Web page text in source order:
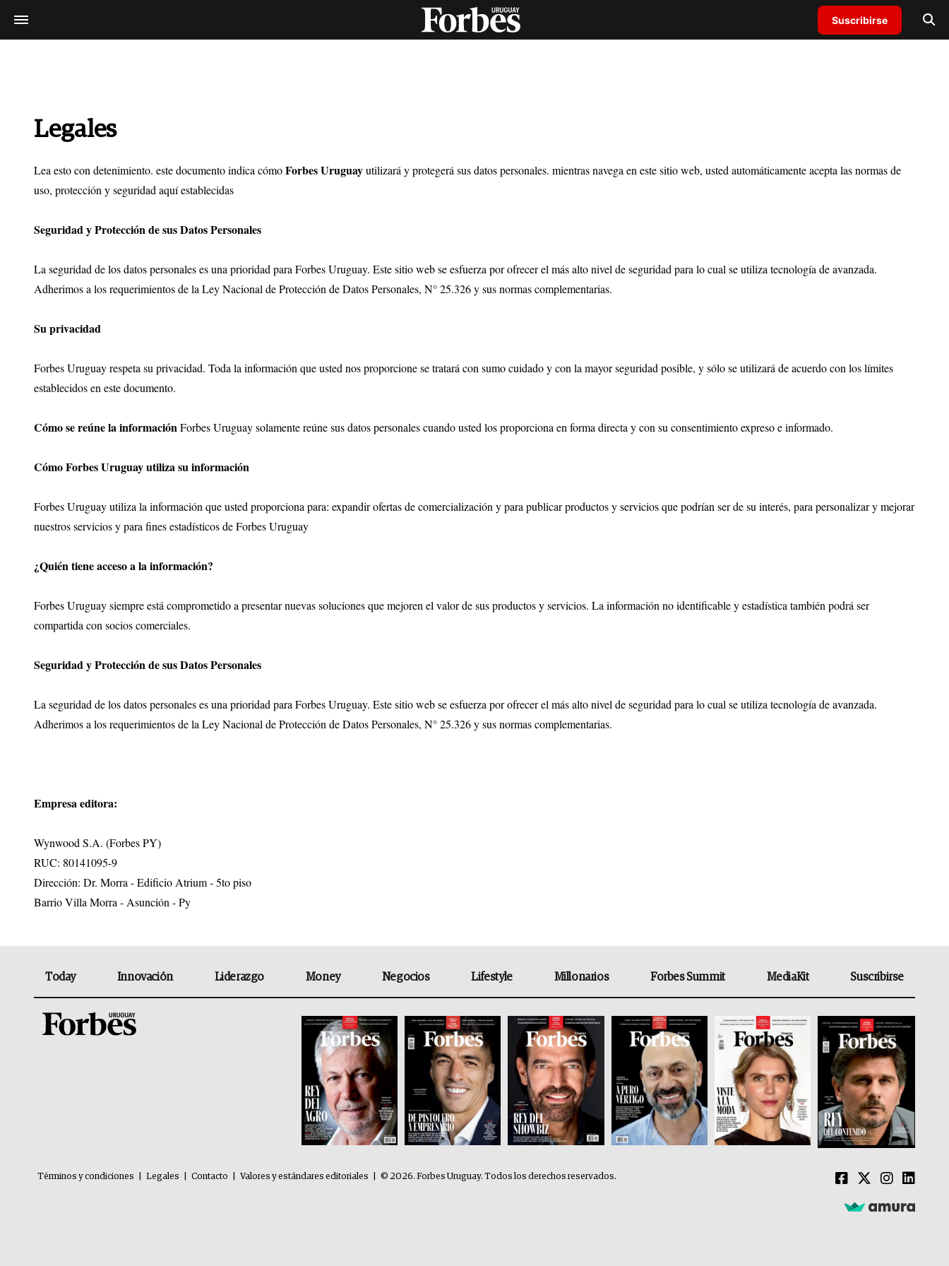
Suscribirse
Legales
Lea esto con detenimiento. este documento indica cómoForbes Uruguayutilizará y protegerá sus datos personales. mientras navega en este sitio web, usted automáticamente acepta las normas de
uso, protección y seguridad aquí establecidas
Seguridad y Protección de sus Datos Personales
La seguridad de los datos personales es una prioridad para Forbes Uruguay. Este sitio web se esfuerza por ofrecer el más alto nivel de seguridad para lo cual se utiliza tecnología de avanzada.
Adherimos a los requerimientos de la Ley Nacional de Protección de Datos Personales, N° 25.326 y sus normas complementarias.
Su privacidad
Forbes Uruguay respeta su privacidad. Toda la información que usted nos proporcione se tratará con sumo cuidado y con la mayor seguridad posible, y sólo se utilizará de acuerdo con los límites
establecidos en este documento.
Cómo se reúne la informaciónForbes Uruguay solamente reúne sus datos personales cuando usted los proporciona en forma directa y con su consentimiento expreso e informado.
Cómo Forbes Uruguay utiliza su información
Forbes Uruguay utiliza la información que usted proporciona para: expandir ofertas de comercialización y para publicar productos y servicios que podrían ser de su interés, para personalizar y mejorar
nuestros servicios y para fines estadísticos de Forbes Uruguay
¿Quién tiene acceso a la información?
Forbes Uruguay siempre está comprometido a presentar nuevas soluciones que mejoren el valor de sus productos y servicios. La información no identificable y estadística también podrá ser
compartida con socios comerciales.
Seguridad y Protección de sus Datos Personales
La seguridad de los datos personales es una prioridad para Forbes Uruguay. Este sitio web se esfuerza por ofrecer el más alto nivel de seguridad para lo cual se utiliza tecnología de avanzada.
Adherimos a los requerimientos de la Ley Nacional de Protección de Datos Personales, N° 25.326 y sus normas complementarias.
Empresa editora:
Wynwood S.A. (Forbes PY)
RUC: 80141095-9
Dirección: Dr. Morra - Edificio Atrium - 5to piso
Barrio Villa Morra - Asunción - Py
Today Innovación Liderazgo Money Negocios Lifestyle Millonarios Forbes Summit MediaKit Suscribirse
Términos y condiciones Legales Contacto Valores y estándares editoriales © 2026. Forbes Uruguay. Todos los derechos reservados.